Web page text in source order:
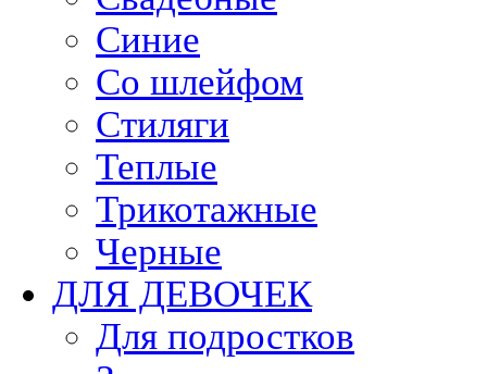
Синие
Со шлейфом
Стиляги
Теплые
Трикотажные
Черные
ДЛЯ ДЕВОЧЕК
Для подростков